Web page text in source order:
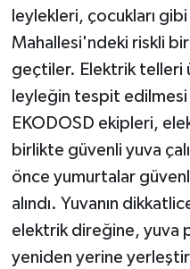
leylekleri, çocukları
Mahallesi'ndeki riskli
geçtiler. Elektrik telleri
leyleğin tespit edilmesi
EKODOSD ekipleri,
birlikte güvenli yuva
önce yumurtalar
alındı. Yuvanın
elektrik direğine, yuva
yeniden yerine